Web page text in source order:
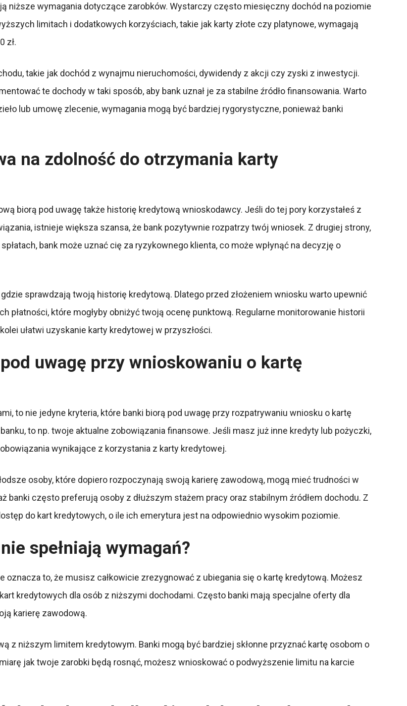
niższe wymagania dotyczące zarobków. Wystarczy często miesięczny dochód na poziomie
limitach i dodatkowych korzyściach, takie jak karty złote czy platynowe, wymagają
zł.
takie jak dochód z wynajmu nieruchomości, dywidendy z akcji czy zyski z inwestycji.
te dochody w taki sposób, aby bank uznał je za stabilne źródło finansowania. Warto
lub umowę zlecenie, wymagania mogą być bardziej rygorystyczne, ponieważ banki
na zdolność do otrzymania karty
biorą pod uwagę także historię kredytową wnioskodawcy. Jeśli do tej pory korzystałeś z
istnieje większa szansa, że bank pozytywnie rozpatrzy twój wniosek. Z drugiej strony,
bank może uznać cię za ryzykownego klienta, co może wpłynąć na decyzję o
sprawdzają twoją historię kredytową. Dlatego przed złożeniem wniosku warto upewnić
płatności, które mogłyby obniżyć twoją ocenę punktową. Regularne monitorowanie historii
ułatwi uzyskanie karty kredytowej w przyszłości.
uwagę przy wnioskowaniu o kartę
to nie jedyne kryteria, które banki biorą pod uwagę przy rozpatrywaniu wniosku o kartę
to np. twoje aktualne zobowiązania finansowe. Jeśli masz już inne kredyty lub pożyczki,
wynikające z korzystania z karty kredytowej.
osoby, które dopiero rozpoczynają swoją karierę zawodową, mogą mieć trudności w
banki często preferują osoby z dłuższym stażem pracy oraz stabilnym źródłem dochodu. Z
do kart kredytowych, o ile ich emerytura jest na odpowiednio wysokim poziomie.
spełniają wymagań?
to, że musisz całkowicie zrezygnować z ubiegania się o kartę kredytową. Możesz
kredytowych dla osób z niższymi dochodami. Często banki mają specjalne oferty dla
karierę zawodową.
z niższym limitem kredytowym. Banki mogą być bardziej skłonne przyznać kartę osobom o
jak twoje zarobki będą rosnąć, możesz wnioskować o podwyższenie limitu na karcie